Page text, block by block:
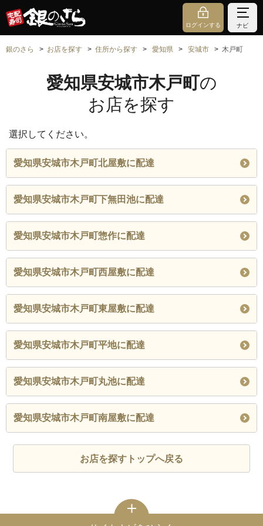
ログインする ナビ
銀のさら お店を探す 住所から探す 愛知県 安城市 木戸町
愛知県安城市木戸町の
お店を探す
選択してください。
愛知県安城市木戸町北屋敷に配達
愛知県安城市木戸町下無田池に配達
愛知県安城市木戸町惣作に配達
愛知県安城市木戸町西屋敷に配達
愛知県安城市木戸町東屋敷に配達
愛知県安城市木戸町平地に配達
愛知県安城市木戸町丸池に配達
愛知県安城市木戸町南屋敷に配達
お店を探すトップへ戻る